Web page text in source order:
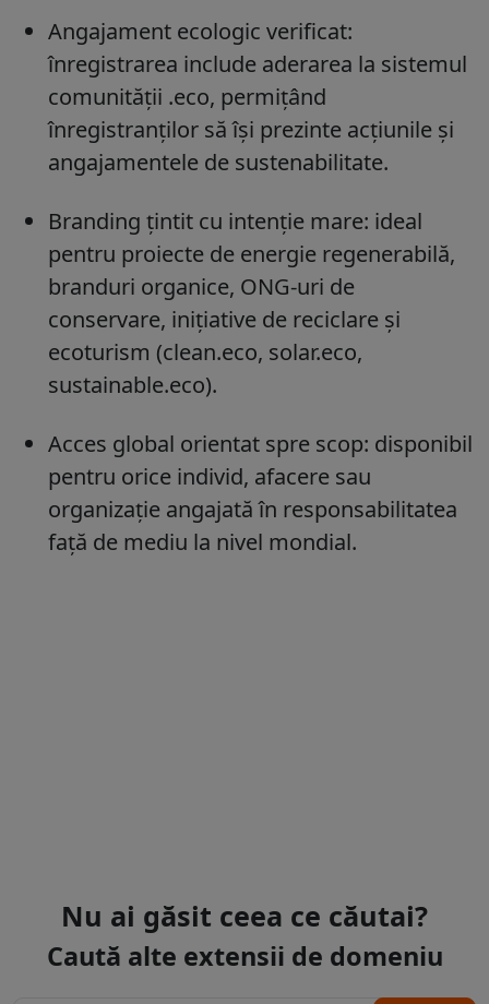
Angajament ecologic verificat:
înregistrarea include aderarea la sistemul
comunității .eco, permițând
înregistranților să își prezinte acțiunile și
angajamentele de sustenabilitate.
Branding țintit cu intenție mare: ideal
pentru proiecte de energie regenerabilă,
branduri organice, ONG-uri de
conservare, inițiative de reciclare și
ecoturism (clean.eco, solar.eco,
sustainable.eco).
Acces global orientat spre scop: disponibil
pentru orice individ, afacere sau
organizație angajată în responsabilitatea
față de mediu la nivel mondial.
Nu ai găsit ceea ce căutai?
Caută alte extensii de domeniu